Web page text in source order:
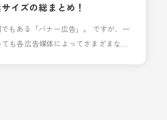
イズの総まとめ！
もある「バナー広告」。 ですが、一
も各広告媒体によってさまざまな要